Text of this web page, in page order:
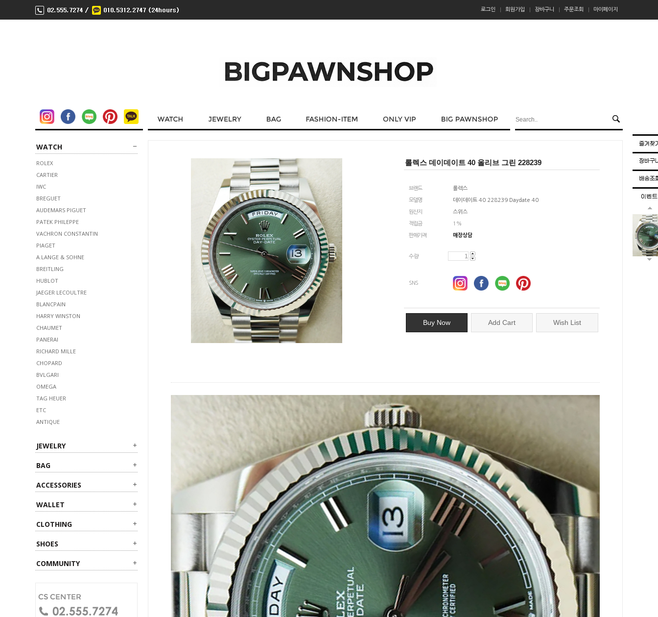
로그인 회원가입 장바구니 주문조회 마이페이지
WATCH
ROLEX
CARTIER
IWC
BREGUET
AUDEMARS PIGUET
PATEK PHILEPPE
VACHRON CONSTANTIN
PIAGET
A.LANGE & SOHNE
BREITLING
HUBLOT
JAEGER LECOULTRE
BLANCPAIN
HARRY WINSTON
CHAUMET
PANERAI
RICHARD MILLE
CHOPARD
BVLGARI
OMEGA
TAG HEUER
ETC
ANTIQUE
JEWELRY
BAG
ACCESSORIES
WALLET
CLOTHING
SHOES
COMMUNITY
롤렉스 데이데이트 40 올리브 그린 228239
브랜드 롤렉스
모델명 데이데이트 40 228239 Daydate 40
원산지 스위스
적립금 1%
판매가격 매장상담
수량
SNS
Buy Now Add Cart Wish List